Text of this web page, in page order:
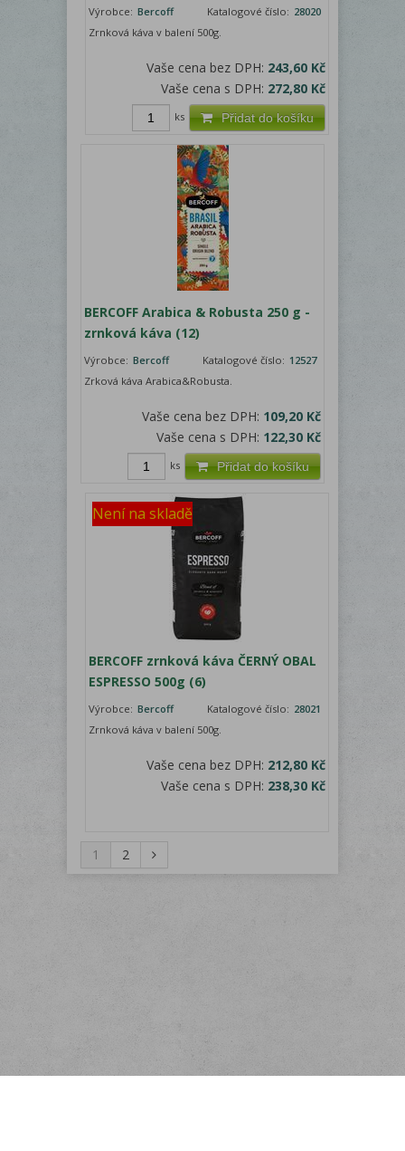
Výrobce: Bercoff Katalogové číslo: 28020
Zrnková káva v balení 500g.
Vaše cena bez DPH: 243,60 Kč
Vaše cena s DPH: 272,80 Kč
Přidat do košíku
ks
BERCOFF Arabica & Robusta 250 g -
zrnková káva (12)
Výrobce: Bercoff Katalogové číslo: 12527
Zrková káva Arabica&Robusta.
Vaše cena bez DPH: 109,20 Kč
Vaše cena s DPH: 122,30 Kč
Přidat do košíku
ks
Není na skladě
BERCOFF zrnková káva ČERNÝ OBAL
ESPRESSO 500g (6)
Výrobce: Bercoff Katalogové číslo: 28021
Zrnková káva v balení 500g.
Vaše cena bez DPH: 212,80 Kč
Vaše cena s DPH: 238,30 Kč
1 2